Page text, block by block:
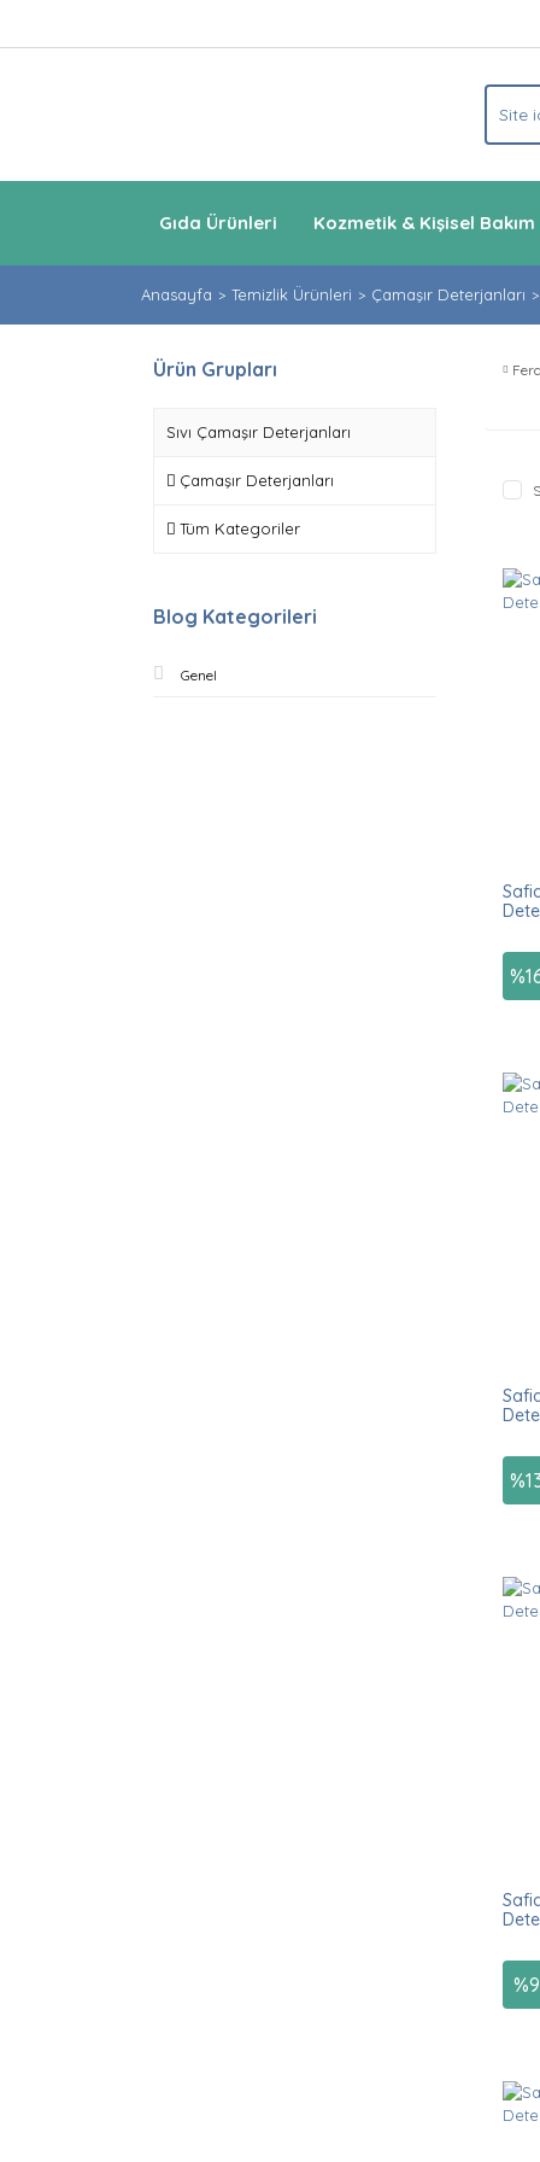
Gıda Ürünleri Kozmetik & Kişisel Bakım
Anasayfa Temizlik Ürünleri Çamaşır Deterjanları
Ürün Grupları
Sıvı Çamaşır Deterjanları
Çamaşır Deterjanları
Tüm Kategoriler
Blog Kategorileri
Genel
%
%
%9